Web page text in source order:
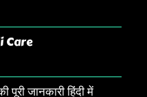
Care
जानकारी हिंदी में